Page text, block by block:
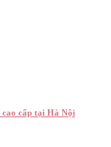
cấp tại Hà Nội